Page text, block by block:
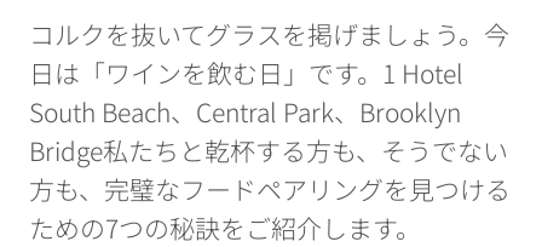
コルクを抜いてグラスを掲げましょう。今
日は「ワインを飲む日」です。1 Hotel
South Beach、Central Park、Brooklyn
Bridge私たちと乾杯する方も、そうでない
方も、完璧なフードペアリングを見つける
ための7つの秘訣をご紹介します。